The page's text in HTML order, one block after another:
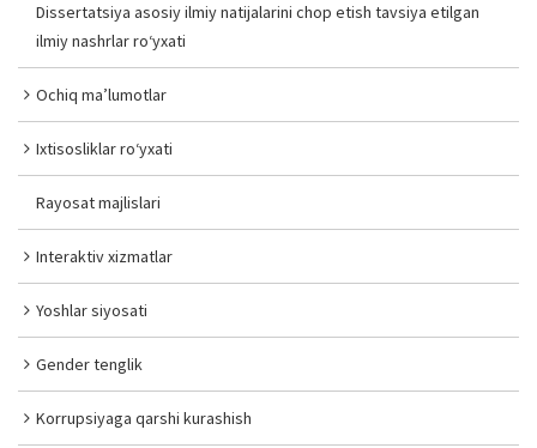
Dissertatsiya asosiy ilmiy natijalarini chop etish tavsiya etilgan
ilmiy nashrlar ro‘yxati
Ochiq ma’lumotlar
Ixtisosliklar ro‘yxati
Rayosat majlislari
Interaktiv xizmatlar
Yoshlar siyosati
Gender tenglik
Korrupsiyaga qarshi kurashish